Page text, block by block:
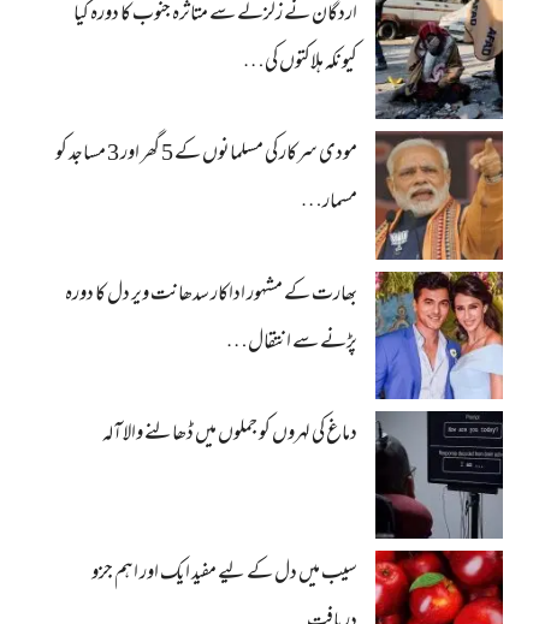
اردگان نے زلزلے سے متاثرہ جنوب کا دورہ کیا
کیونکہ ہلاکتوں کی…
مودی سرکار کی مسلمانوں کے 5 گھر اور 3 مساجد کو
مسمار…
بھارت کے مشہور اداکار سدھانت ویر دل کا دورہ
پڑنے سے انتقال…
دماغ کی لہروں کو جملوں میں ڈھالنے والا آلہ
سیب میں دل کے لیے مفید ایک اور اہم جزو